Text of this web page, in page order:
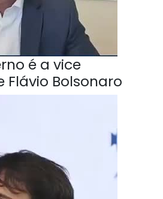
é a vice
Flávio Bolsonaro